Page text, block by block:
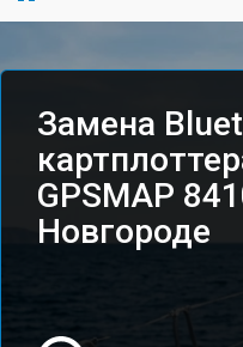
Замена
GPSMAP
Новгороде